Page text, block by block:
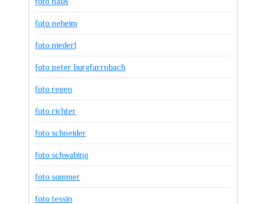
foto neheim
foto niederl
foto peter burgfarrnbach
foto regen
foto richter
foto schneider
foto schwabing
foto sommer
foto tessin